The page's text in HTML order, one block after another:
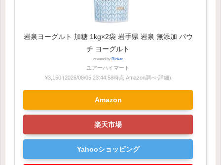
岩泉ヨーグルト 加糖 1kg×2袋 岩手県 岩泉 無添加 パウ
チ ヨーグルト
created by Rinker
ユアーハイマート
¥3,150 (2026/08/05 23:44:58時点 Amazon調べ-詳細)
Amazon
楽天市場
Yahooショッピング